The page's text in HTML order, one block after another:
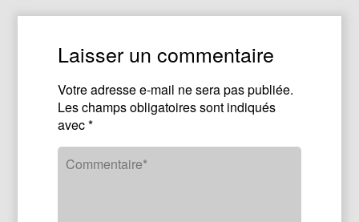
Laisser un commentaire
Votre adresse e-mail ne sera pas publiée.
Les champs obligatoires sont indiqués
avec*